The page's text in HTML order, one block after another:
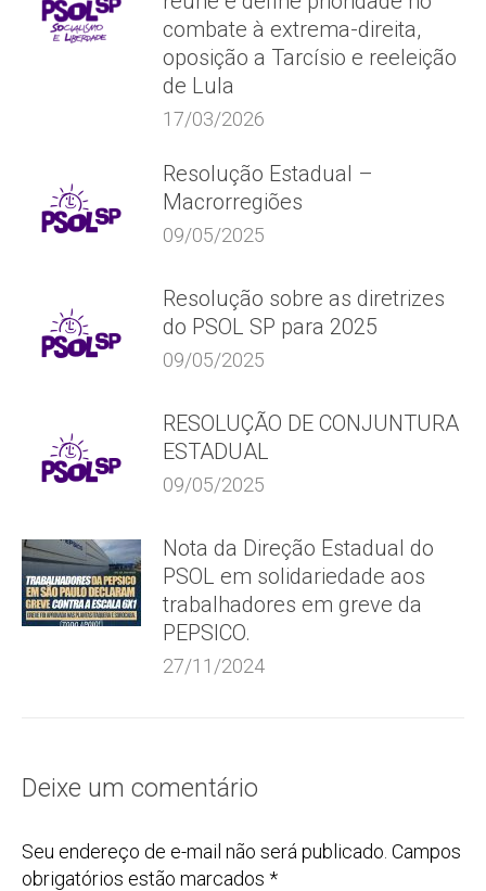
combate à extrema-direita,
oposição a Tarcísio e reeleição
de Lula
17/03/2026
Resolução Estadual –
Macrorregiões
09/05/2025
Resolução sobre as diretrizes
do PSOL SP para 2025
09/05/2025
RESOLUÇÃO DE CONJUNTURA
ESTADUAL
09/05/2025
Nota da Direção Estadual do
PSOL em solidariedade aos
trabalhadores em greve da
PEPSICO.
27/11/2024
Deixe um comentário
Seu endereço de e-mail não será publicado. Campos
obrigatórios estão marcados *